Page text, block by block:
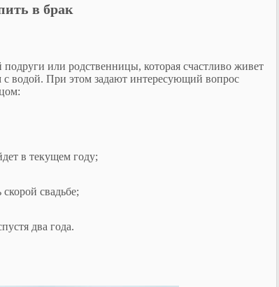
в брак
или родственницы, которая счастливо живет
с водой. При этом задают интересующий вопрос
в текущем году;
свадьбе;
два года.